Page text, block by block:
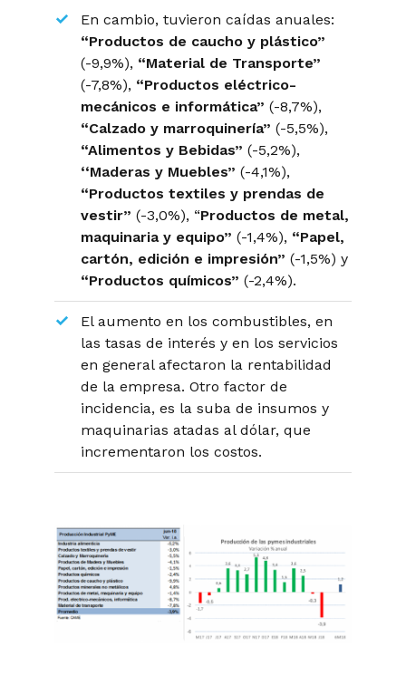
En cambio, tuvieron caídas anuales:
“Productos de caucho y plástico”
(-9,9%), “Material de Transporte”
(-7,8%),“Productos eléctrico-
mecánicos e informática” (-8,7%),
“Calzado y marroquinería” (-5,5%),
“Alimentos y Bebidas” (-5,2%),
‘‘Maderas y Muebles” (-4,1%),
“Productos textiles y prendas de
vestir” (-3,0%), “Productos de metal,
maquinaria y equipo” (-1,4%),“Papel,
cartón, edición e impresión” (-1,5%) y
“Productos químicos” (-2,4%).
El aumento en los combustibles, en
las tasas de interés y en los servicios
en general afectaron la rentabilidad
de la empresa. Otro factor de
incidencia, es la suba de insumos y
maquinarias atadas al dólar, que
incrementaron los costos.